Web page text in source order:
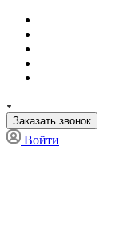
Заказать звонок
Войти